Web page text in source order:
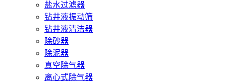
盐水过滤器
钻井液振动筛
钻井液清洁器
除砂器
除泥器
真空除气器
离心式除气器